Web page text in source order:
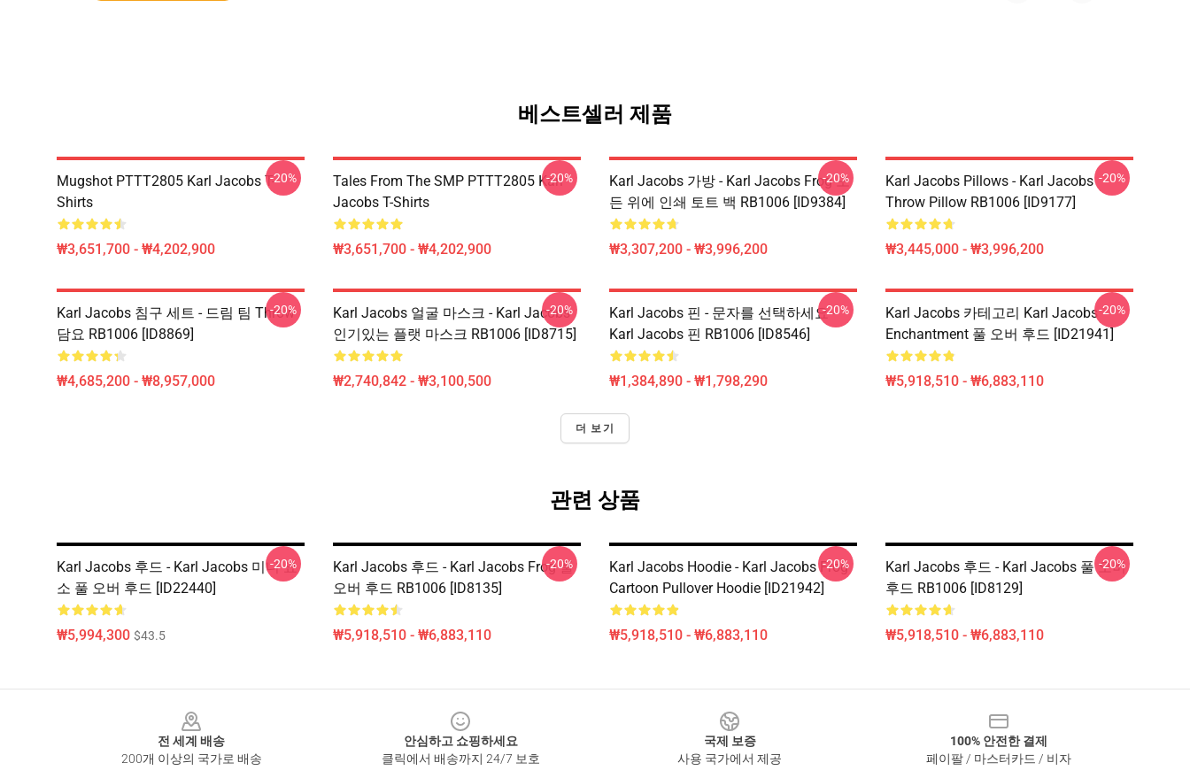
베스트셀러 제품
Mugshot PTTT2805 Karl Jacobs T-
Shirts
₩3,651,700 - ₩4,202,900
-20%
Tales From The SMP PTTT2805 Karl
Jacobs T-Shirts
₩3,651,700 - ₩4,202,900
-20%
Karl Jacobs 가방 - Karl Jacobs Frog 모
든 위에 인쇄 토트 백 RB1006 [ID9384]
₩3,307,200 - ₩3,996,200
-20%
Karl Jacobs Pillows - Karl Jacobs
Throw Pillow RB1006 [ID9177]
₩3,445,000 - ₩3,996,200
-20%
Karl Jacobs 침구 세트 - 드림 팀 Throw
담요 RB1006 [ID8869]
₩4,685,200 - ₩8,957,000
-20%
Karl Jacobs 얼굴 마스크 - Karl Jacobs
인기있는 플랫 마스크 RB1006 [ID8715]
₩2,740,842 - ₩3,100,500
-20%
Karl Jacobs 핀 - 문자를 선택하세요 -
Karl Jacobs 핀 RB1006 [ID8546]
₩1,384,890 - ₩1,798,290
-20%
Karl Jacobs 카테고리 Karl Jacobs
Enchantment 풀 오버 후드 [ID21941]
₩5,918,510 - ₩6,883,110
-20%
더 보기
관련 상품
Karl Jacobs 후드 - Karl Jacobs 미니 요
소 풀 오버 후드 [ID22440]
₩5,994,300 $43.5
-20%
Karl Jacobs 후드 - Karl Jacobs Frog 풀
오버 후드 RB1006 [ID8135]
₩5,918,510 - ₩6,883,110
-20%
Karl Jacobs Hoodie - Karl Jacobs Frog
Cartoon Pullover Hoodie [ID21942]
₩5,918,510 - ₩6,883,110
-20%
Karl Jacobs 후드 - Karl Jacobs 풀 오버
후드 RB1006 [ID8129]
₩5,918,510 - ₩6,883,110
-20%
전 세계 배송
200개 이상의 국가로 배송
안심하고 쇼핑하세요
클릭에서 배송까지 24/7 보호
국제 보증
사용 국가에서 제공
100% 안전한 결제
페이팔 / 마스터카드 / 비자